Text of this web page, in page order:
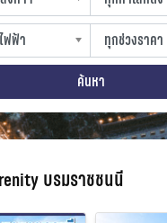
slocation
ฟฟ้า
ฟฟ้า
ทุกช่วงราคา
sprice
ค้นหา
บรมราชชนนี